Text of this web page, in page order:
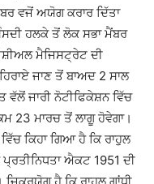
ਵਜੋਂ ਅਯੋਗ ਕਰਾਰ ਦਿੱਤਾ
ਹਲਕੇ ਤੋਂ ਲੋਕ ਸਭਾ ਮੈਂਬਰ
ਮੈਜਿਸਟ੍ਰੇਟ ਦੀ
ਜਾਣ ਤੋਂ ਬਾਅਦ 2 ਸਾਲ
ਜਾਰੀ ਨੋਟੀਫਿਕੇਸ਼ਨ ਵਿੱਚ
23 ਮਾਰਚ ਤੋਂ ਲਾਗੂ ਹੋਵੇਗਾ।
ਕਿਹਾ ਗਿਆ ਹੈ ਕਿ ਰਾਹੁਲ
ਪ੍ਰਤੀਨਿਧਤਾ ਐਕਟ 1951 ਦੀ